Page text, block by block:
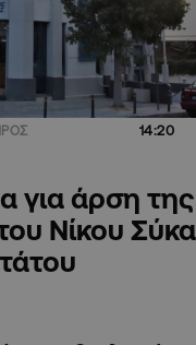
14:20
για άρση της
Νίκου Σύκα